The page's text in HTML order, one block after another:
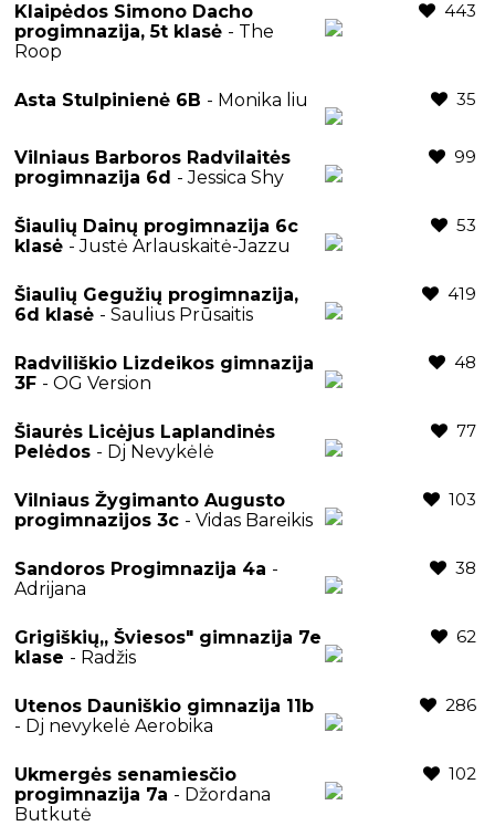
Klaipėdos Simono Dacho
progimnazija, 5t klasė - The
Roop
443
Asta Stulpinienė 6B - Monika liu 35
Vilniaus Barboros Radvilaitės
progimnazija 6d - Jessica Shy
99
Šiaulių Dainų progimnazija 6c
klasė - Justė Arlauskaitė-Jazzu
53
Šiaulių Gegužių progimnazija,
6d klasė - Saulius Prūsaitis
419
Radviliškio Lizdeikos gimnazija
3F - OG Version
48
Šiaurės Licėjus Laplandinės
Pelėdos - Dj Nevykėlė
77
Vilniaus Žygimanto Augusto
progimnazijos 3c - Vidas Bareikis
103
Sandoros Progimnazija 4a -
Adrijana
38
Grigiškių,, Šviesos" gimnazija 7e
klase - Radžis
62
Utenos Dauniškio gimnazija 11b
- Dj nevykelė Aerobika
286
Ukmergės senamiesčio
progimnazija 7a - Džordana
Butkutė
102